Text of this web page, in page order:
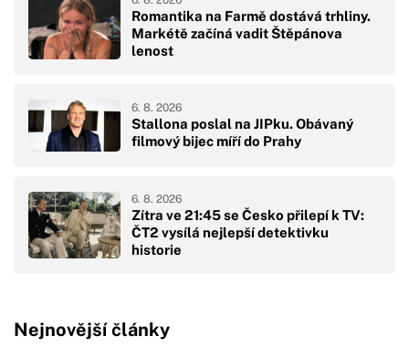
Romantika na Farmě dostává trhliny.
Markétě začíná vadit Štěpánova
lenost
Stallona poslal na JIPku. Obávaný
filmový bijec míří do Prahy
6. 8. 2026
Zítra ve 21:45 se Česko přilepí k TV:
ČT2 vysílá nejlepší detektivku
historie
6. 8. 2026
Nejnovější články